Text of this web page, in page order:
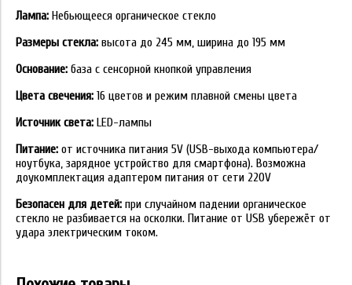
Лампа: Небьющееся органическое стекло
Размеры стекла: высота до 245 мм, ширина до 195 мм
Основание: база с сенсорной кнопкой управления
Цвета свечения: 16 цветов и режим плавной смены цвета
Источник света: LED-лампы
Питание: от источника питания 5V (USB-выхода компьютера/
ноутбука, зарядное устройство для смартфона). Возможна
доукомплектация адаптером питания от сети 220V
Безопасен для детей: при случайном падении органическое
стекло не разбивается на осколки. Питание от USB убережёт от
удара электрическим током.